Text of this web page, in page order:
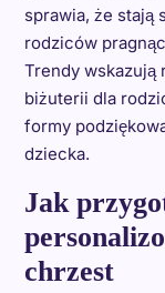
sprawia, że stają
rodziców
Trendy wskazują
biżuterii dla
formy
dziecka.
Jak
chrzest